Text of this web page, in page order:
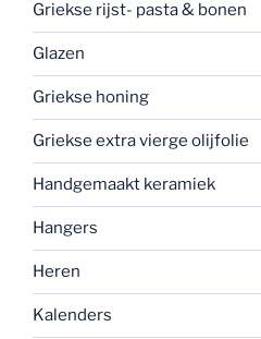
Griekse rijst- pasta & bonen
Glazen
Griekse honing
Griekse extra vierge olijfolie
Handgemaakt keramiek
Hangers
Heren
Kalenders